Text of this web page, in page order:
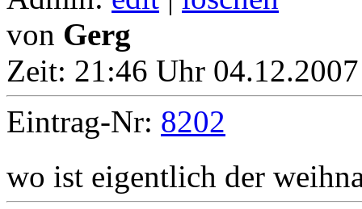
von Gerg
Zeit: 21:46 Uhr
Eintrag-Nr: 8202
wo ist eigentlich der